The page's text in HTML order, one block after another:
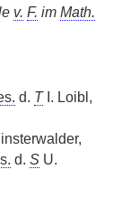
v. F. im Math.
d. TI. Loibl,
d. S U.